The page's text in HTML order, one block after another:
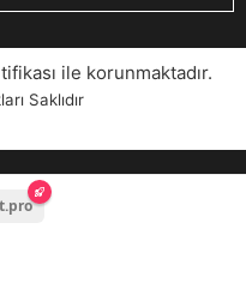
ile korunmaktadır.
Saklıdır